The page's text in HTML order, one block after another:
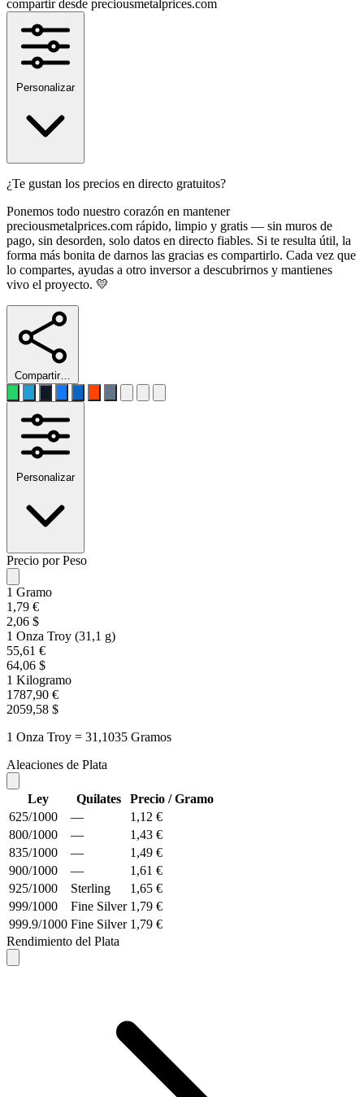
Personalizar
¿Te gustan los precios en directo gratuitos?
Ponemos todo nuestro corazón en mantener
preciousmetalprices.com rápido, limpio y gratis — sin muros de
pago, sin desorden, solo datos en directo fiables. Si te resulta útil, la
forma más bonita de darnos las gracias es compartirlo. Cada vez que
lo compartes, ayudas a otro inversor a descubrirnos y mantienes
vivo el proyecto. 💛
Compartir…
Personalizar
Precio por Peso
1 Gramo
1,79 €
2,06 $
1 Onza Troy (31,1 g)
55,61 €
64,06 $
1 Kilogramo
1787,90 €
2059,58 $
1 Onza Troy = 31,1035 Gramos
Aleaciones de Plata
Ley Quilates
Precio / Gramo
625/1000
—
1,12 €
800/1000
—
1,43 €
835/1000
—
1,49 €
900/1000
—
1,61 €
925/1000
Sterling
1,65 €
999/1000
Fine Silver 1,79 €
999.9/1000 Fine Silver 1,79 €
Rendimiento del Plata